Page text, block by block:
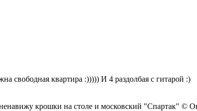
свободная квартира :))))) И 4 раздолбая с гитарой :)
ненавижу крошки на столе и московский "Спартак" ©